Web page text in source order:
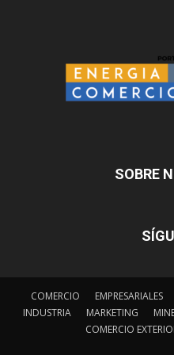
SOBRE
COMERCIO EMPRESARIALES
INDUSTRIA
MARKETING
COMERCIO